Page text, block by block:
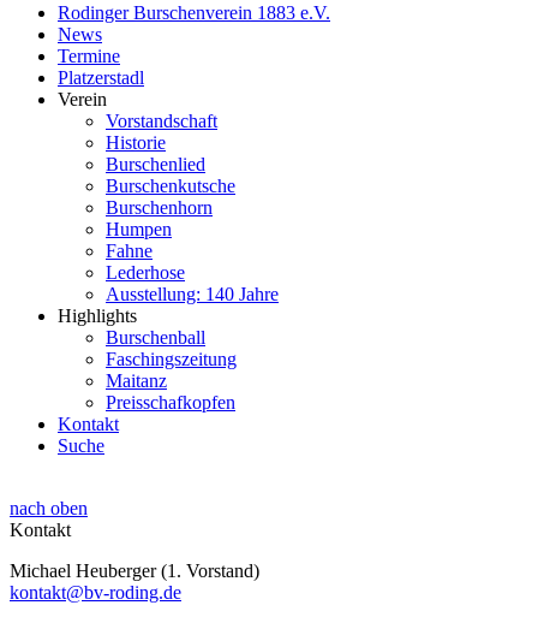
Rodinger Burschenverein 1883 e.V.
News
Termine
Platzerstadl
Verein
Vorstandschaft
Historie
Burschenlied
Burschenkutsche
Burschenhorn
Humpen
Fahne
Lederhose
Ausstellung: 140 Jahre
Highlights
Burschenball
Faschingszeitung
Maitanz
Preisschafkopfen
Kontakt
Suche
nach oben
Kontakt
Michael Heuberger (1. Vorstand)
kontakt@bv-roding.de